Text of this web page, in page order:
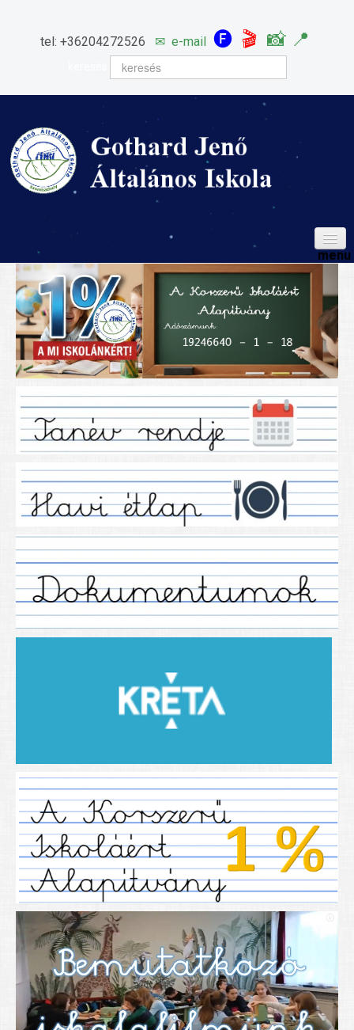
tel: +36204272526 ✉ e-mail 🅕 🎬 📸 📍
HÍREINK
ISKOLÁNK
Igazgatói köszöntő
Iskolánkról
Tanáraink
Tanéveink
Régebbi tanéveink
2021/2022 tanév
2013/2014. tanév
2014/2015. tanév
2015/2016. tanév
2016/2017 tanév
2018/2019 tanév
2019/2020-as tanév
Pályázataink
SIHU
EFOP 325
TÁMOP
TIOP
Határtalanul
Névadónk
UNESCO Társult Iskola
Sportversenyek